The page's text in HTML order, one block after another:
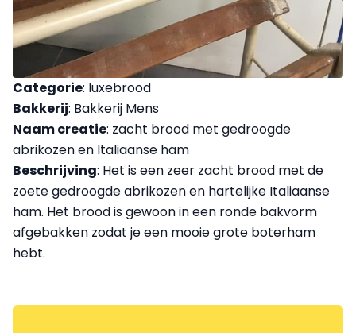
Categorie: luxebrood
Bakkerij: Bakkerij Mens
Naam creatie: zacht brood met gedroogde
abrikozen en Italiaanse ham
Beschrijving: Het is een zeer zacht brood met de
zoete gedroogde abrikozen en hartelijke Italiaanse
ham. Het brood is gewoon in een ronde bakvorm
afgebakken zodat je een mooie grote boterham
hebt.